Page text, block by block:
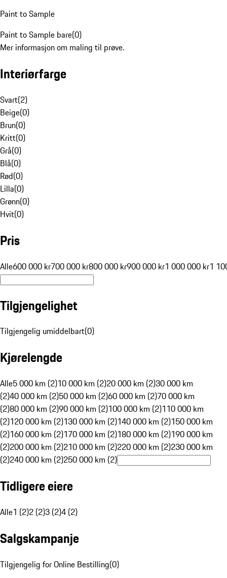
Paint to Sample
Paint to Sample bare(0)
Mer informasjon om maling til prøve.
Interiørfarge
Svart(2)
Beige(0)
Brun(0)
Kritt(0)
Grå(0)
Blå(0)
Rød(0)
Lilla(0)
Grønn(0)
Hvit(0)
Pris
Alle600 000 kr700 000 kr800 000 kr900 000 kr1 000 000 kr1
Tilgjengelighet
Tilgjengelig umiddelbart(0)
Kjørelengde
Alle5 000 km (2)10 000 km (2)20 000 km (2)30 000 km
(2)40 000 km (2)50 000 km (2)60 000 km (2)70 000 km
(2)80 000 km (2)90 000 km (2)100 000 km (2)110 000 km
(2)120 000 km (2)130 000 km (2)140 000 km (2)150 000 km
(2)160 000 km (2)170 000 km (2)180 000 km (2)190 000 km
(2)200 000 km (2)210 000 km (2)220 000 km (2)230 000 km
(2)240 000 km (2)250 000 km (2)
Tidligere eiere
Alle1 (2)2 (2)3 (2)4 (2)
Salgskampanje
Tilgjengelig for Online Bestilling(0)